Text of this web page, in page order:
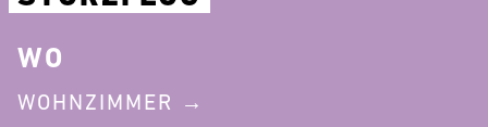
WO
WOHNZIMMER